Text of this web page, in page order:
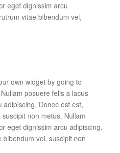
eget dignissim arcu
vitae bibendum vel,
own widget by going to
posuere felis a lacus
Donec est est,
non metus. Nullam
eget dignissim arcu adipiscing.
vel, suscipit non